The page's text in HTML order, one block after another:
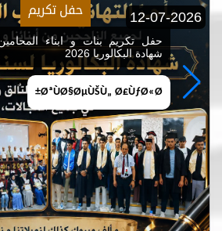
12-07-2026 حفل تكريم
حفل تكريم بنات و ابناء
شهادة البكالوريا 2026